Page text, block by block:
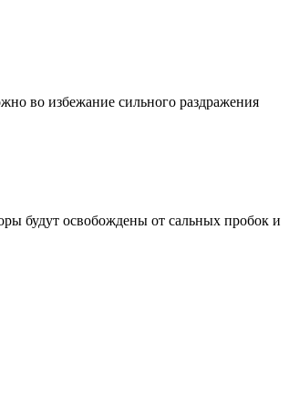
во избежание сильного раздражения
будут освобождены от сальных пробок и